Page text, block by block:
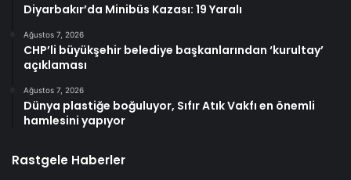
Diyarbakır’da Minibüs Kazası: 19 Yaralı
Ağustos 7, 2026
CHP’li büyükşehir belediye başkanlarından ‘kurultay’
açıklaması
Ağustos 7, 2026
Dünya plastiğe boğuluyor, Sıfır Atık Vakfı en önemli
hamlesini yapıyor
Rastgele Haberler